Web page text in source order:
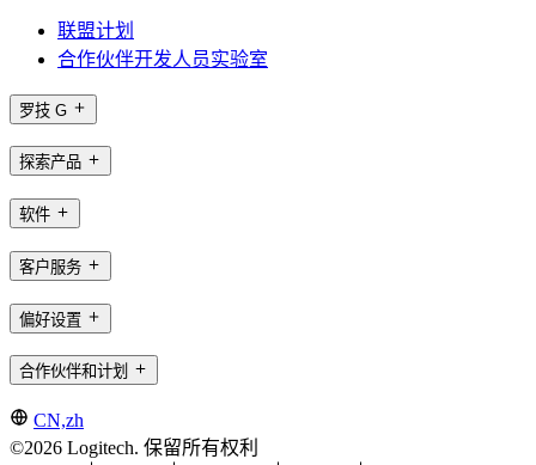
联盟计划
合作伙伴开发人员实验室
罗技 G
探索产品
软件
客户服务
偏好设置
合作伙伴和计划
CN,zh
©2026 Logitech. 保留所有权利